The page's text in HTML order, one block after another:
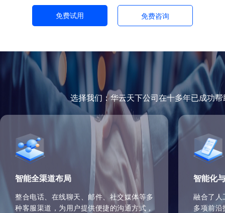
免费试用 免费咨询
选择我们：华云天下公司在十多年已成功
智能全渠道布局
整合电话、在线聊天、邮件、社交媒体等多
种客服渠道，为用户提供便捷的沟通方式，
智能化
融合了人
多项前沿